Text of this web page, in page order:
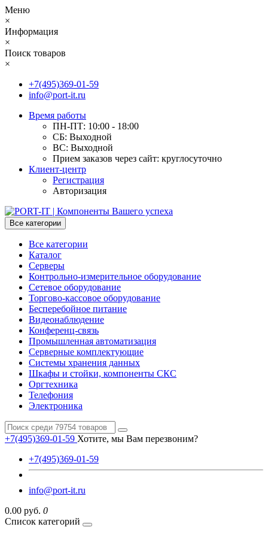
Меню
×
Информация
×
Поиск товаров
×
+7(495)369-01-59
info@port-it.ru
Время работы
ПН-ПТ: 10:00 - 18:00
СБ: Выходной
ВС: Выходной
Прием заказов через сайт: круглосуточно
Клиент-центр
Регистрация
Авторизация
Все категории
Все категории
Каталог
Серверы
Контрольно-измерительное оборудование
Сетевое оборудование
Торгово-кассовое оборудование
Бесперебойное питание
Видеонаблюдение
Конференц-связь
Промышленная автоматизация
Серверные комплектующие
Системы хранения данных
Шкафы и стойки, компоненты СКС
Оргтехника
Телефония
Электроника
+7(495)369-01-59 Хотите, мы Вам перезвоним?
+7(495)369-01-59
info@port-it.ru
0.00 руб. 0
Список категорий